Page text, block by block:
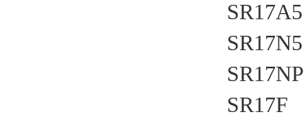
SR17A5
SR17N5
SR17NP
SR17F